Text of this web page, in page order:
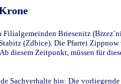
Briesenitz
(Zdbice). Die Pfarrei
Zeitpunkt, müssen für
Sachverhalte hin: Die